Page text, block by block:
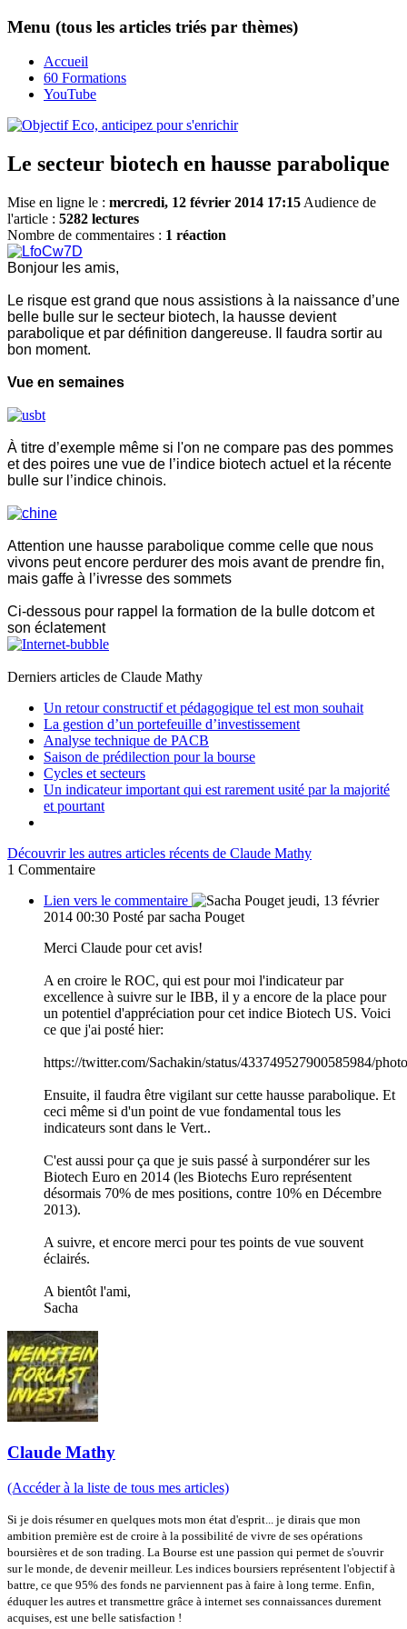
Menu (tous les articles triés par thèmes)
Accueil
60 Formations
YouTube
Le secteur biotech en hausse parabolique
Mise en ligne le : mercredi, 12 février 2014 17:15 Audience de
l'article : 5282 lectures
Nombre de commentaires : 1 réaction
Bonjour les amis,
Le risque est grand que nous assistions à la naissance d’une
belle bulle sur le secteur biotech, la hausse devient
parabolique et par définition dangereuse. Il faudra sortir au
bon moment.
Vue en semaines
À titre d’exemple même si l'on ne compare pas des pommes
et des poires une vue de l’indice biotech actuel et la récente
bulle sur l’indice chinois.
Attention une hausse parabolique comme celle que nous
vivons peut encore perdurer des mois avant de prendre fin,
mais gaffe à l’ivresse des sommets
Ci-dessous pour rappel la formation de la bulle dotcom et
son éclatement
Derniers articles de Claude Mathy
Un retour constructif et pédagogique tel est mon souhait
La gestion d’un portefeuille d’investissement
Analyse technique de PACB
Saison de prédilection pour la bourse
Cycles et secteurs
Un indicateur important qui est rarement usité par la majorité
et pourtant
Découvrir les autres articles récents de Claude Mathy
1 Commentaire
Lien vers le commentaire
jeudi, 13 février
2014 00:30 Posté par sacha Pouget
Merci Claude pour cet avis!
A en croire le ROC, qui est pour moi l'indicateur par
excellence à suivre sur le IBB, il y a encore de la place pour
un potentiel d'appréciation pour cet indice Biotech US. Voici
ce que j'ai posté hier:
https://twitter.com/Sachakin/status/433749527900585984/
Ensuite, il faudra être vigilant sur cette hausse parabolique. Et
ceci même si d'un point de vue fondamental tous les
indicateurs sont dans le Vert..
C'est aussi pour ça que je suis passé à surpondérer sur les
Biotech Euro en 2014 (les Biotechs Euro représentent
désormais 70% de mes positions, contre 10% en Décembre
2013).
A suivre, et encore merci pour tes points de vue souvent
éclairés.
A bientôt l'ami,
Sacha
Claude Mathy
(Accéder à la liste de tous mes articles)
Si je dois résumer en quelques mots mon état d'esprit... je dirais que mon
ambition première est de croire à la possibilité de vivre de ses opérations
boursières et de son trading. La Bourse est une passion qui permet de s'ouvrir
sur le monde, de devenir meilleur. Les indices boursiers représentent l'objectif à
battre, ce que 95% des fonds ne parviennent pas à faire à long terme. Enfin,
éduquer les autres et transmettre grâce à internet ses connaissances durement
acquises, est une belle satisfaction !